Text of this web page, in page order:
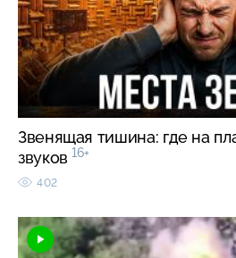
Звенящая тишина: где на
звуков 16+
402